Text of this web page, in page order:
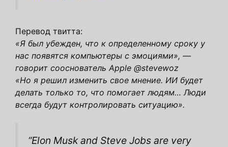
Перевод твитта:
«Я был убежден, что к определенному сроку у
нас появятся компьютеры с эмоциями», —
говорит сооснователь Apple @stevewoz
«Но я решил изменить свое мнение. ИИ будет
делать только то, что помогает людям… Люди
всегда будут контролировать ситуацию».
“Elon Musk and Steve Jobs are very